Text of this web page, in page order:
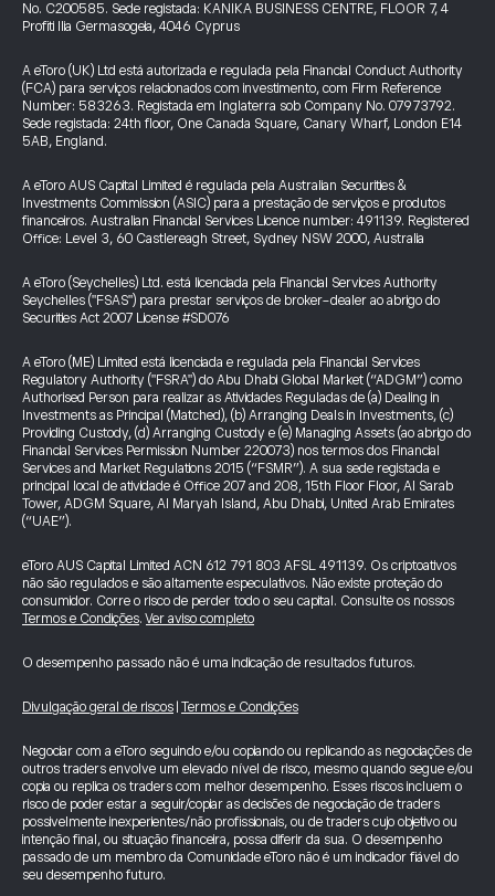
No. C200585. Sede registada: KANIKA BUSINESS CENTRE, FLOOR 7, 4
Profiti Ilia Germasogeia, 4046 Cyprus
A eToro (UK) Ltd está autorizada e regulada pela Financial Conduct Authority
(FCA) para serviços relacionados com investimento, com Firm Reference
Number: 583263. Registada em Inglaterra sob Company No. 07973792.
Sede registada: 24th floor, One Canada Square, Canary Wharf, London E14
5AB, England.
A eToro AUS Capital Limited é regulada pela Australian Securities &
Investments Commission (ASIC) para a prestação de serviços e produtos
financeiros. Australian Financial Services Licence number: 491139. Registered
Office: Level 3, 60 Castlereagh Street, Sydney NSW 2000, Australia
A eToro (Seychelles) Ltd. está licenciada pela Financial Services Authority
Seychelles ("FSAS") para prestar serviços de broker-dealer ao abrigo do
Securities Act 2007 License #SD076
A eToro (ME) Limited está licenciada e regulada pela Financial Services
Regulatory Authority ("FSRA") do Abu Dhabi Global Market (“ADGM”) como
Authorised Person para realizar as Atividades Reguladas de (a) Dealing in
Investments as Principal (Matched), (b) Arranging Deals in Investments, (c)
Providing Custody, (d) Arranging Custody e (e) Managing Assets (ao abrigo do
Financial Services Permission Number 220073) nos termos dos Financial
Services and Market Regulations 2015 (“FSMR”). A sua sede registada e
principal local de atividade é Office 207 and 208, 15th Floor Floor, Al Sarab
Tower, ADGM Square, Al Maryah Island, Abu Dhabi, United Arab Emirates
(“UAE”).
eToro AUS Capital Limited ACN 612 791 803 AFSL 491139. Os criptoativos
não são regulados e são altamente especulativos. Não existe proteção do
consumidor. Corre o risco de perder todo o seu capital. Consulte os nossos
Termos e Condições.Ver aviso completo
O desempenho passado não é uma indicação de resultados futuros.
Divulgação geral de riscos Termos e Condições
Negociar com a eToro seguindo e/ou copiando ou replicando as negociações de
outros traders envolve um elevado nível de risco, mesmo quando segue e/ou
copia ou replica os traders com melhor desempenho. Esses riscos incluem o
risco de poder estar a seguir/copiar as decisões de negociação de traders
possivelmente inexperientes/não profissionais, ou de traders cujo objetivo ou
intenção final, ou situação financeira, possa diferir da sua. O desempenho
passado de um membro da Comunidade eToro não é um indicador fiável do
seu desempenho futuro.